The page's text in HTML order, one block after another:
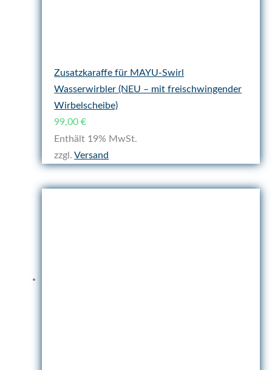
Zusatzkaraffe für MAYU-Swirl
Wasserwirbler (NEU – mit freischwingender
Wirbelscheibe)
99,00€
Enthält 19% MwSt.
zzgl.Versand